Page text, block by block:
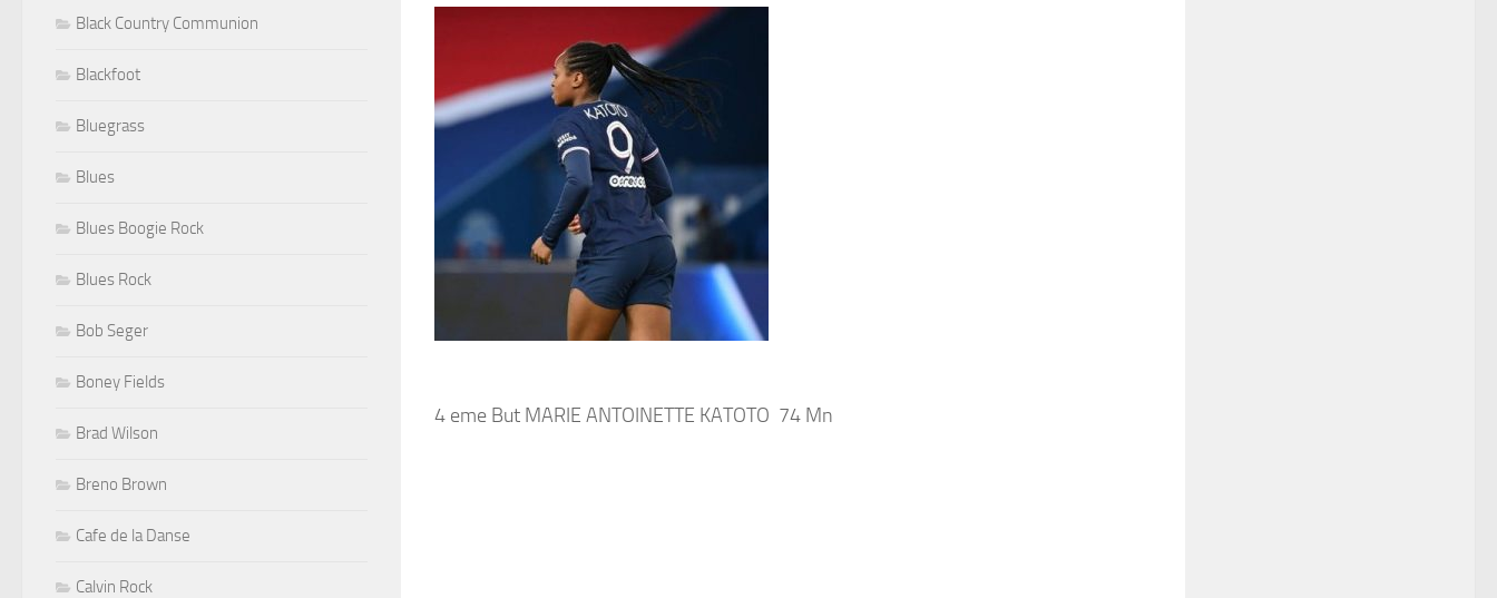
4 eme But MARIE ANTOINETTE KATOTO 74 Mn
Black Country Communion
Blackfoot
Bluegrass
Blues
Blues Boogie Rock
Blues Rock
Bob Seger
Boney Fields
Brad Wilson
Breno Brown
Cafe de la Danse
Calvin Rock